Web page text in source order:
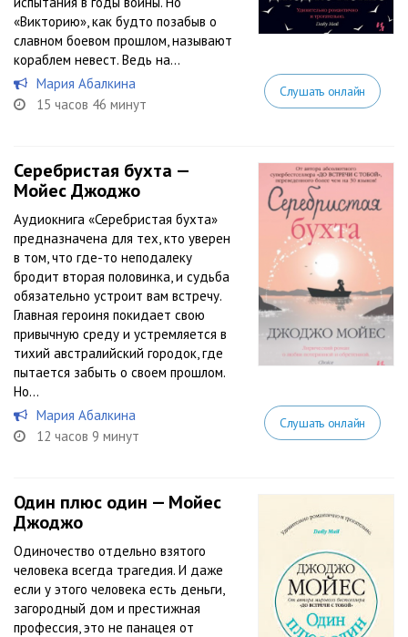
«Викторию», как будто позабыв о
славном боевом прошлом, называют
кораблем невест. Ведь на...
Мария Абалкина
15 часов 46 минут
Слушать онлайн
Серебристая бухта —
Мойес Джоджо
Аудиокнига «Серебристая бухта»
предназначена для тех, кто уверен
в том, что где-то неподалеку
бродит вторая половинка, и судьба
обязательно устроит вам встречу.
Главная героиня покидает свою
привычную среду и устремляется в
тихий австралийский городок, где
пытается забыть о своем прошлом.
Но...
Мария Абалкина
12 часов 9 минут
Слушать онлайн
Один плюс один — Мойес
Джоджо
Одиночество отдельно взятого
человека всегда трагедия. И даже
если у этого человека есть деньги,
загородный дом и престижная
профессия, это не панацея от